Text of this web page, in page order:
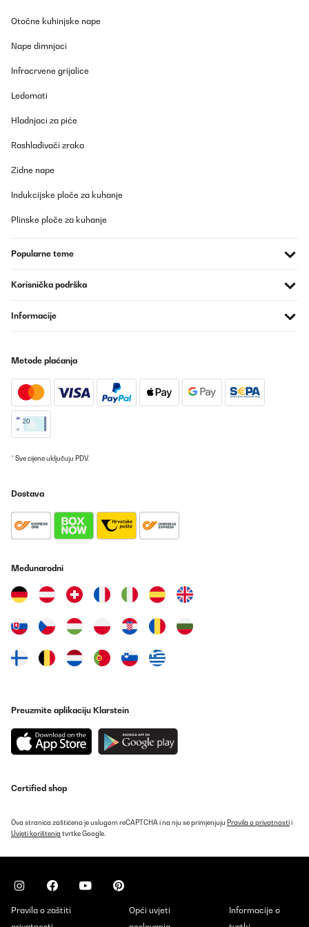
Otočne kuhinjske nape
Nape dimnjaci
Infracrvene grijalice
Ledomati
Hladnjaci za piće
Rashlađivači zraka
Zidne nape
Indukcijske ploče za kuhanje
Plinske ploče za kuhanje
Popularne teme
Korisnička podrška
Informacije
Metode plaćanja
* Sve cijene uključuju PDV.
Dostava
Međunarodni
Preuzmite aplikaciju Klarstein
Certified shop
Ova stranica zaštićena je uslugom reCAPTCHA i na nju se primjenjuju Pravila o privatnostii
Uvjeti korištenja tvrtke Google.
Pravila o zaštiti
Opći uvjeti
Informacije o